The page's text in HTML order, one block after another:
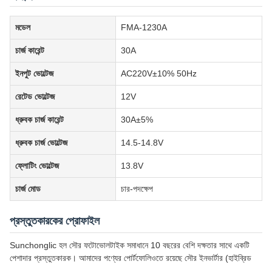
মডেল FMA-1230A
চার্জ কারেন্ট 30A
ইনপুট ভোল্টেজ AC220V±10% 50Hz
রেটেড ভোল্টেজ 12V
ধ্রুবক চার্জ কারেন্ট 30A±5%
ধ্রুবক চার্জ ভোল্টেজ 14.5-14.8V
ফ্লোটিং ভোল্টেজ 13.8V
চার্জ মোড চার-পদক্ষেপ
প্রস্তুতকারকের প্রোফাইল
Sunchonglic হল সৌর ফটোভোলটাইক সমাধানে 10 বছরের বেশি দক্ষতার সাথে একটি
পেশাদার প্রস্তুতকারক। আমাদের পণ্যের পোর্টফোলিওতে রয়েছে সৌর ইনভার্টার (হাইব্রিড